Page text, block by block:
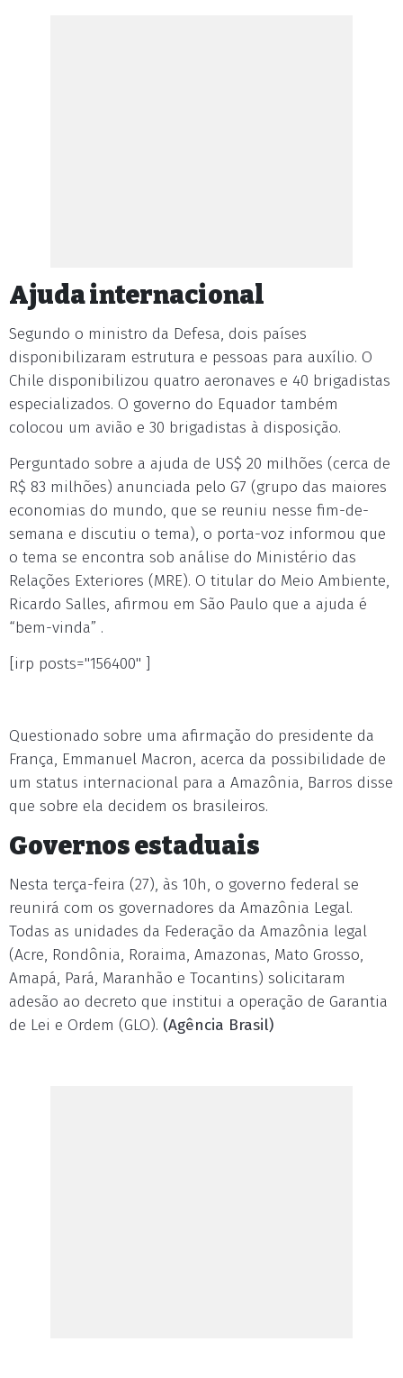
Ajuda internacional
Segundo o ministro da Defesa, dois países
disponibilizaram estrutura e pessoas para auxílio. O
Chile disponibilizou quatro aeronaves e 40 brigadistas
especializados. O governo do Equador também
colocou um avião e 30 brigadistas à disposição.
Perguntado sobre a ajuda de US$ 20 milhões (cerca de
R$ 83 milhões) anunciada pelo G7 (grupo das maiores
economias do mundo, que se reuniu nesse fim-de-
semana e discutiu o tema), o porta-voz informou que
o tema se encontra sob análise do Ministério das
Relações Exteriores (MRE). O titular do Meio Ambiente,
Ricardo Salles, afirmou em São Paulo que a ajuda é
“bem-vinda” .
[irp posts="156400" ]
Questionado sobre uma afirmação do presidente da
França, Emmanuel Macron, acerca da possibilidade de
um status internacional para a Amazônia, Barros disse
que sobre ela decidem os brasileiros.
Governos estaduais
Nesta terça-feira (27), às 10h, o governo federal se
reunirá com os governadores da Amazônia Legal.
Todas as unidades da Federação da Amazônia legal
(Acre, Rondônia, Roraima, Amazonas, Mato Grosso,
Amapá, Pará, Maranhão e Tocantins) solicitaram
adesão ao decreto que institui a operação de Garantia
de Lei e Ordem (GLO). (Agência Brasil)